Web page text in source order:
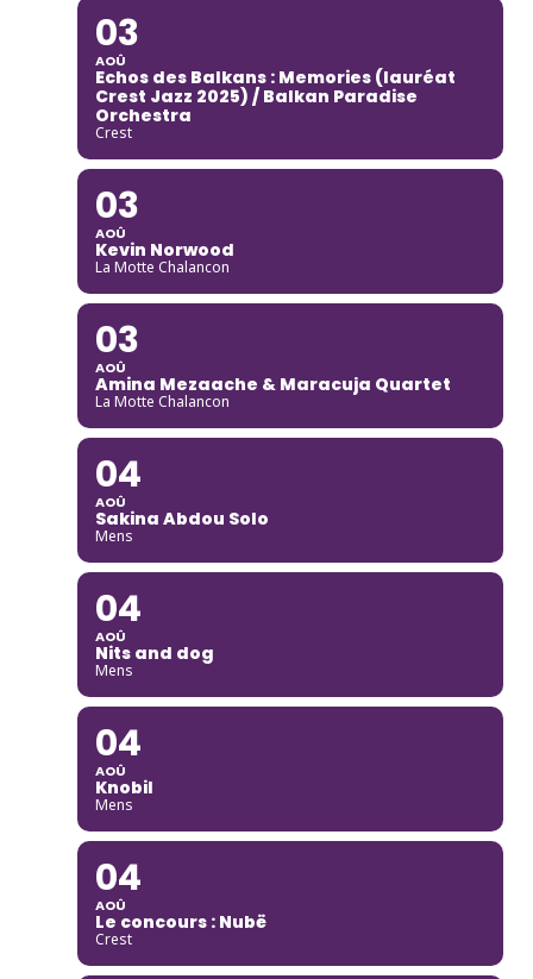
03
AOÛ
Echos des Balkans : Memories (lauréat
Crest Jazz 2025) / Balkan Paradise
Orchestra
Crest
03
AOÛ
Kevin Norwood
La Motte Chalancon
03
AOÛ
Amina Mezaache & Maracuja Quartet
La Motte Chalancon
04
AOÛ
Sakina Abdou Solo
Mens
04
AOÛ
Nits and dog
Mens
04
AOÛ
Knobil
Mens
04
AOÛ
Le concours : Nubë
Crest